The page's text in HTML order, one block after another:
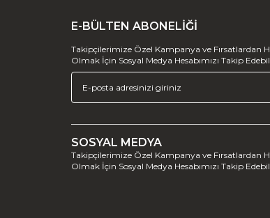
E-BÜLTEN ABONELİĞİ
Takipçilerimize Özel Kampanya ve Fırsatlardan
Olmak İçin Sosyal Medya Hesabımızı Takip
SOSYAL MEDYA
Takipçilerimize Özel Kampanya ve Fırsatlardan
Olmak İçin Sosyal Medya Hesabımızı Takip